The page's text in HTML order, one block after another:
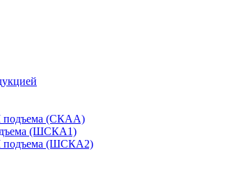
подъема (СКАА)
(ШСКА1)
подъема (ШСКА2)